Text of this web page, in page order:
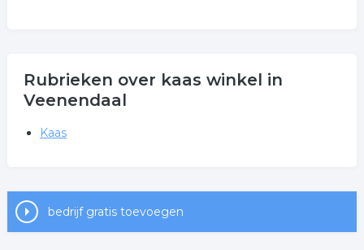
Rubrieken over kaas winkel in
Veenendaal
Kaas
bedrijf gratis toevoegen